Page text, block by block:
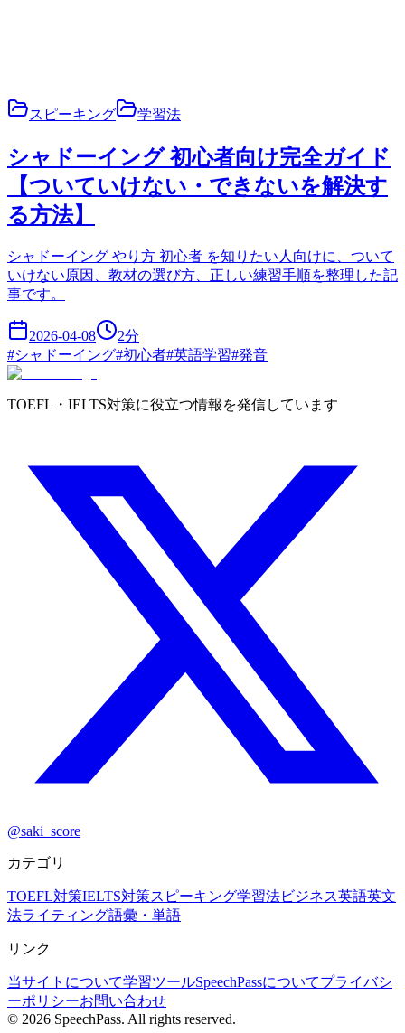
スピーキング 学習法
シャドーイング 初心者向け完全ガイド
【ついていけない・できないを解決す
る方法】
シャドーイング やり方 初心者 を知りたい人向けに、ついて
いけない原因、教材の選び方、正しい練習手順を整理した記
事です。
2026-04-08 2分
#シャドーイング#初心者#英語学習#発音
TOEFL・IELTS対策に役立つ情報を発信しています
@saki_score
カテゴリ
TOEFL対策IELTS対策スピーキング学習法ビジネス英語英文
法ライティング語彙・単語
リンク
当サイトについて学習ツールSpeechPassについてプライバシ
ーポリシーお問い合わせ
© 2026 SpeechPass. All rights reserved.